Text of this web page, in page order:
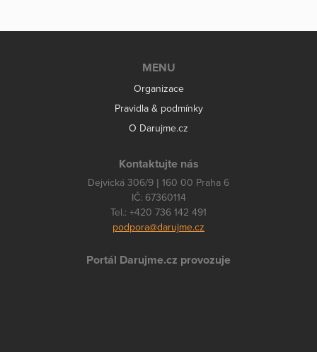
MENU
Organizace
Pravidla & podmínky
O Darujme.cz
Kontaktujte nás
Dejvická 306/9 | 160 00 Praha 6
IČ: 67360114
Tel.: +420 736 142 491
podpora@darujme.cz
Portál Darujme.cz provozuje